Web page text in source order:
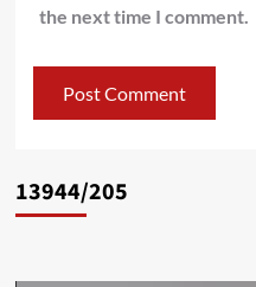
the next time I comment.
13944/205